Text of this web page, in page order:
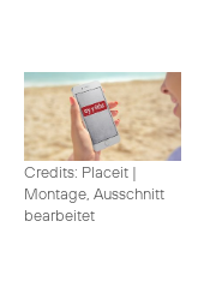
Credits: Placeit |
Montage, Ausschnitt
bearbeitet